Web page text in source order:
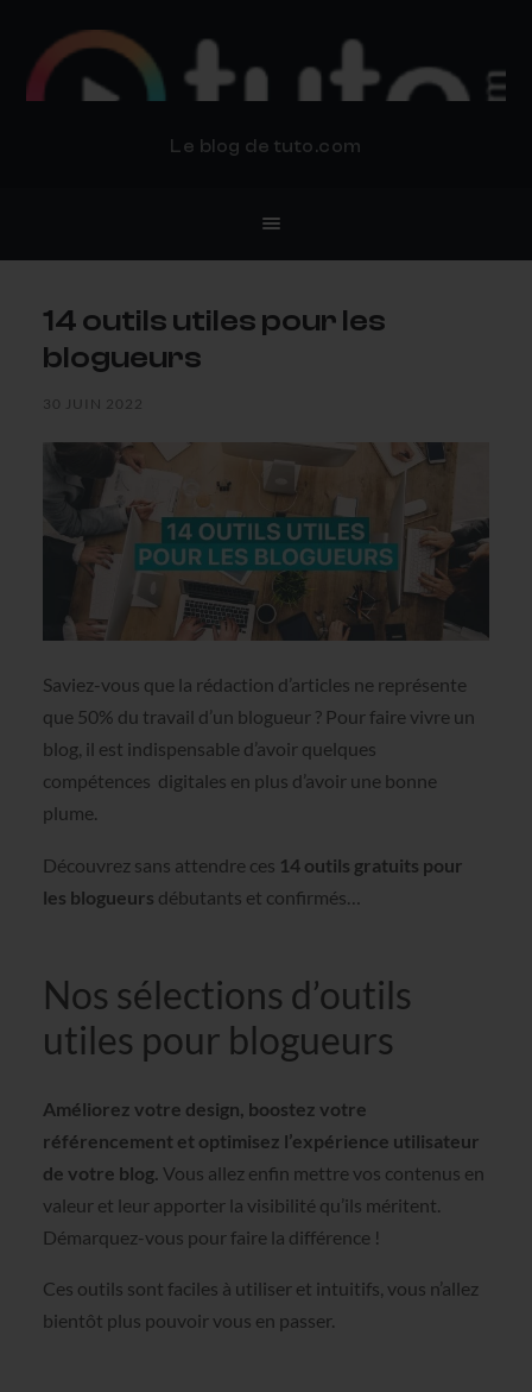
Le blog de tuto.com
14 outils utiles pour les
blogueurs
30 JUIN 2022
Saviez-vous que la rédaction d’articles ne représente
que 50% du travail d’un blogueur ? Pour faire vivre un
blog, il est indispensable d’avoir quelques
compétences digitales en plus d’avoir une bonne
plume.
Découvrez sans attendre ces 14 outils gratuits pour
les blogueurs débutants et confirmés…
Nos sélections d’outils
utiles pour blogueurs
Améliorez votre design, boostez votre
référencement et optimisez l’expérience utilisateur
de votre blog. Vous allez enfin mettre vos contenus en
valeur et leur apporter la visibilité qu’ils méritent.
Démarquez-vous pour faire la différence !
Ces outils sont faciles à utiliser et intuitifs, vous n’allez
bientôt plus pouvoir vous en passer.